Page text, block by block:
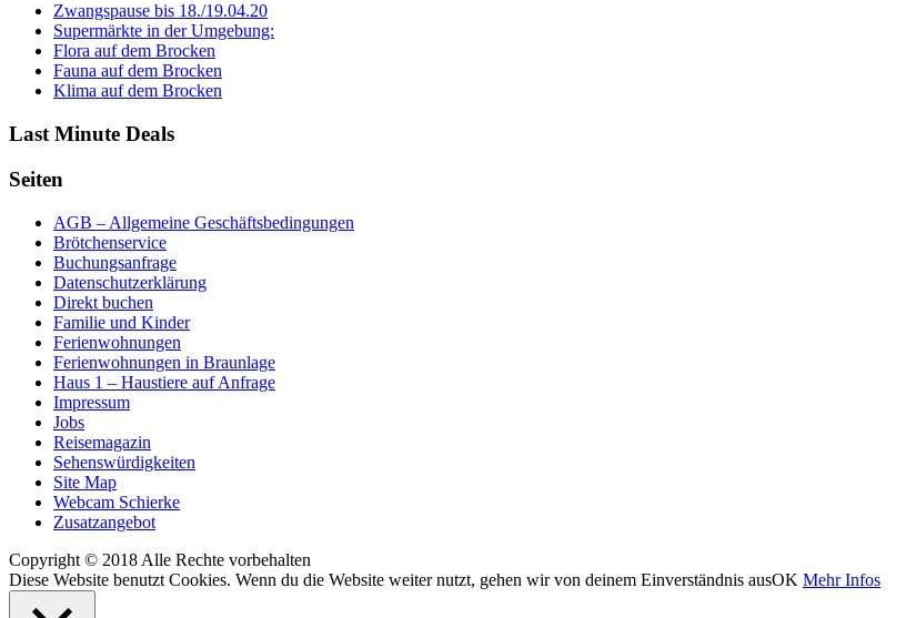
Zwangspause bis 18./19.04.20
Supermärkte in der Umgebung:
Flora auf dem Brocken
Fauna auf dem Brocken
Klima auf dem Brocken
Last Minute Deals
Seiten
AGB – Allgemeine Geschäftsbedingungen
Brötchenservice
Buchungsanfrage
Datenschutzerklärung
Direkt buchen
Familie und Kinder
Ferienwohnungen
Ferienwohnungen in Braunlage
Haus 1 – Haustiere auf Anfrage
Impressum
Jobs
Reisemagazin
Sehenswürdigkeiten
Site Map
Webcam Schierke
Zusatzangebot
Copyright © 2018 Alle Rechte vorbehalten
Diese Website benutzt Cookies. Wenn du die Website weiter nutzt, gehen wir von deinem Einverständnis ausOK Mehr Infos